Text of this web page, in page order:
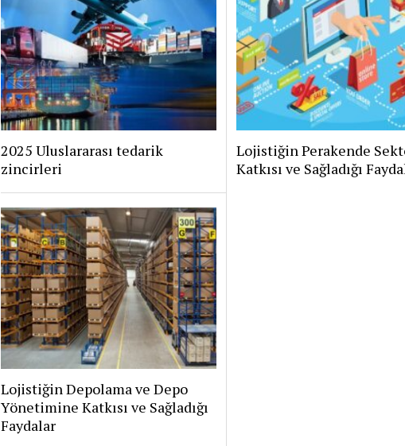
2025 Uluslararası tedarik
zincirleri
Lojistiğin Perakende
Katkısı ve Sağladığı
Lojistiğin Depolama ve Depo
Yönetimine Katkısı ve Sağladığı
Faydalar